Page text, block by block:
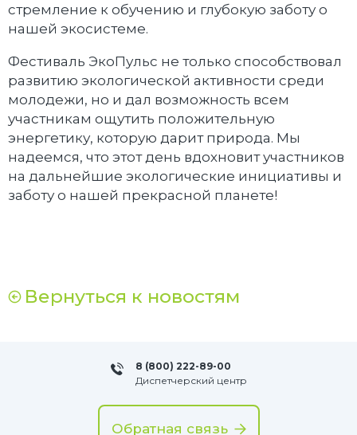
стремление к обучению и глубокую заботу о
нашей экосистеме.
Фестиваль ЭкоПульс не только способствовал
развитию экологической активности среди
молодежи, но и дал возможность всем
участникам ощутить положительную
энергетику, которую дарит природа. Мы
надеемся, что этот день вдохновит участников
на дальнейшие экологические инициативы и
заботу о нашей прекрасной планете!
Вернуться к новостям
8 (800) 222-89-00
Диспетчерский центр
Обратная связь